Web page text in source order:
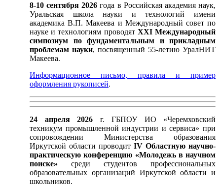
8-10 сентября 2026 года в Российская академия наук,
Уральская школа науки и технологий имени
академика В.П. Макеева и Международный совет по
науке и технологиям проводят XXI Международный
симпозиум по фундаментальным и прикладным
проблемам науки, посвященный 55-летию УралНИТ
Макеева.
Информационное письмо, правила и пример
оформления рукописей.
24 апреля 2026 г. ГБПОУ ИО «Черемховский
техникум промышленной индустрии и сервиса» при
сопровождении Министерства образования
Иркутской области проводит IV Областную научно-
практическую конференцию «Молодежь в научном
поиске» среди студентов профессиональных
образовательных организаций Иркутской области и
школьников.